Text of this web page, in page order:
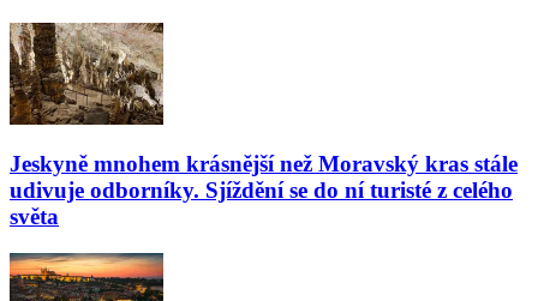
Jeskyně mnohem krásnější než Moravský kras stále
udivuje odborníky. Sjíždění se do ní turisté z celého
světa